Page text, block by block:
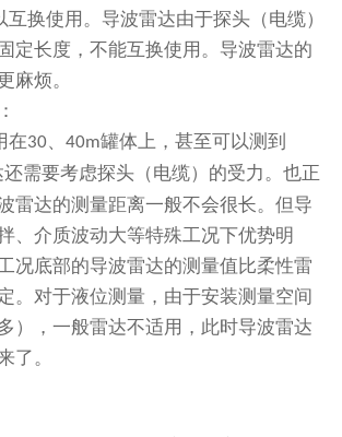
互换使用。导波雷达由于探头（电缆）
定长度，不能互换使用。导波雷达的
麻烦。
在30、40m罐体上，甚至可以测到
需要考虑探头（电缆）的受力。也正
雷达的测量距离一般不会很长。但导
、介质波动大等特殊工况下优势明
况底部的导波雷达的测量值比柔性雷
。对于液位测量，由于安装测量空间
），一般雷达不适用，此时导波雷达
了。